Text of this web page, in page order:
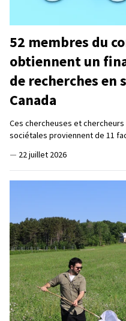
52 membres du
obtiennent un
de recherches en
Canada
Ces chercheuses et
sociétales proviennent de 11
— 22 juillet 2026